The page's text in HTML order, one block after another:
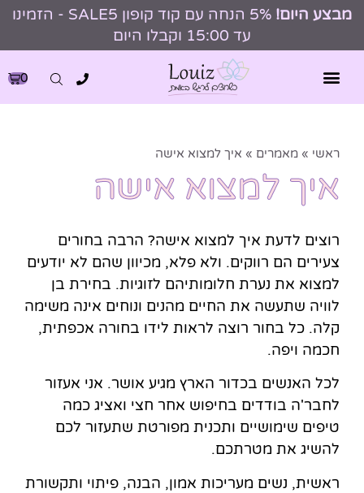
מבצע היום!
5% הנחה עם קוד קופון SALE5 - הזמינו
עד 15:00 וקבלו היום
0
ראשי » מאמרים » איך למצוא אישה
איך למצוא אישה
רוצים לדעת איך למצוא אישה? הרבה בחורים
צעירים הם רווקים. ולא פלא, מכיוון שהם לא יודעים
למצוא את נערת חלומותיהם לזוגיות. בחירת בן
לוויה שתעשה את החיים מהנים ונוחים אינה משימה
קלה. כל בחור רוצה לראות לידו בחורה אכפתית,
חכמה ויפה.
לכל האנשים בכדור הארץ מגיע אושר. אני אעזור
לחבר'ה בודדים בחיפוש אחר חצי ואציג כמה
טיפים שימושיים ותכנית מפורטת שתעזור לכם
להשיג את מטרתכם.
ראשית, נשים מעריכות אמון, הבנה, פיתוי ותקשורת